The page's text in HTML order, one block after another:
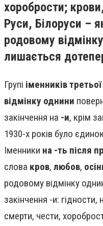
хоробрости;
Руси, Білоруси –
родовому
лишається
Групі іменників
відмінку однини
закінчення на -и, крім
1930-х років було
Іменники на -ть після
слова кров, любов,
родовому відмінку
закінчення -и:
смерти, чести,